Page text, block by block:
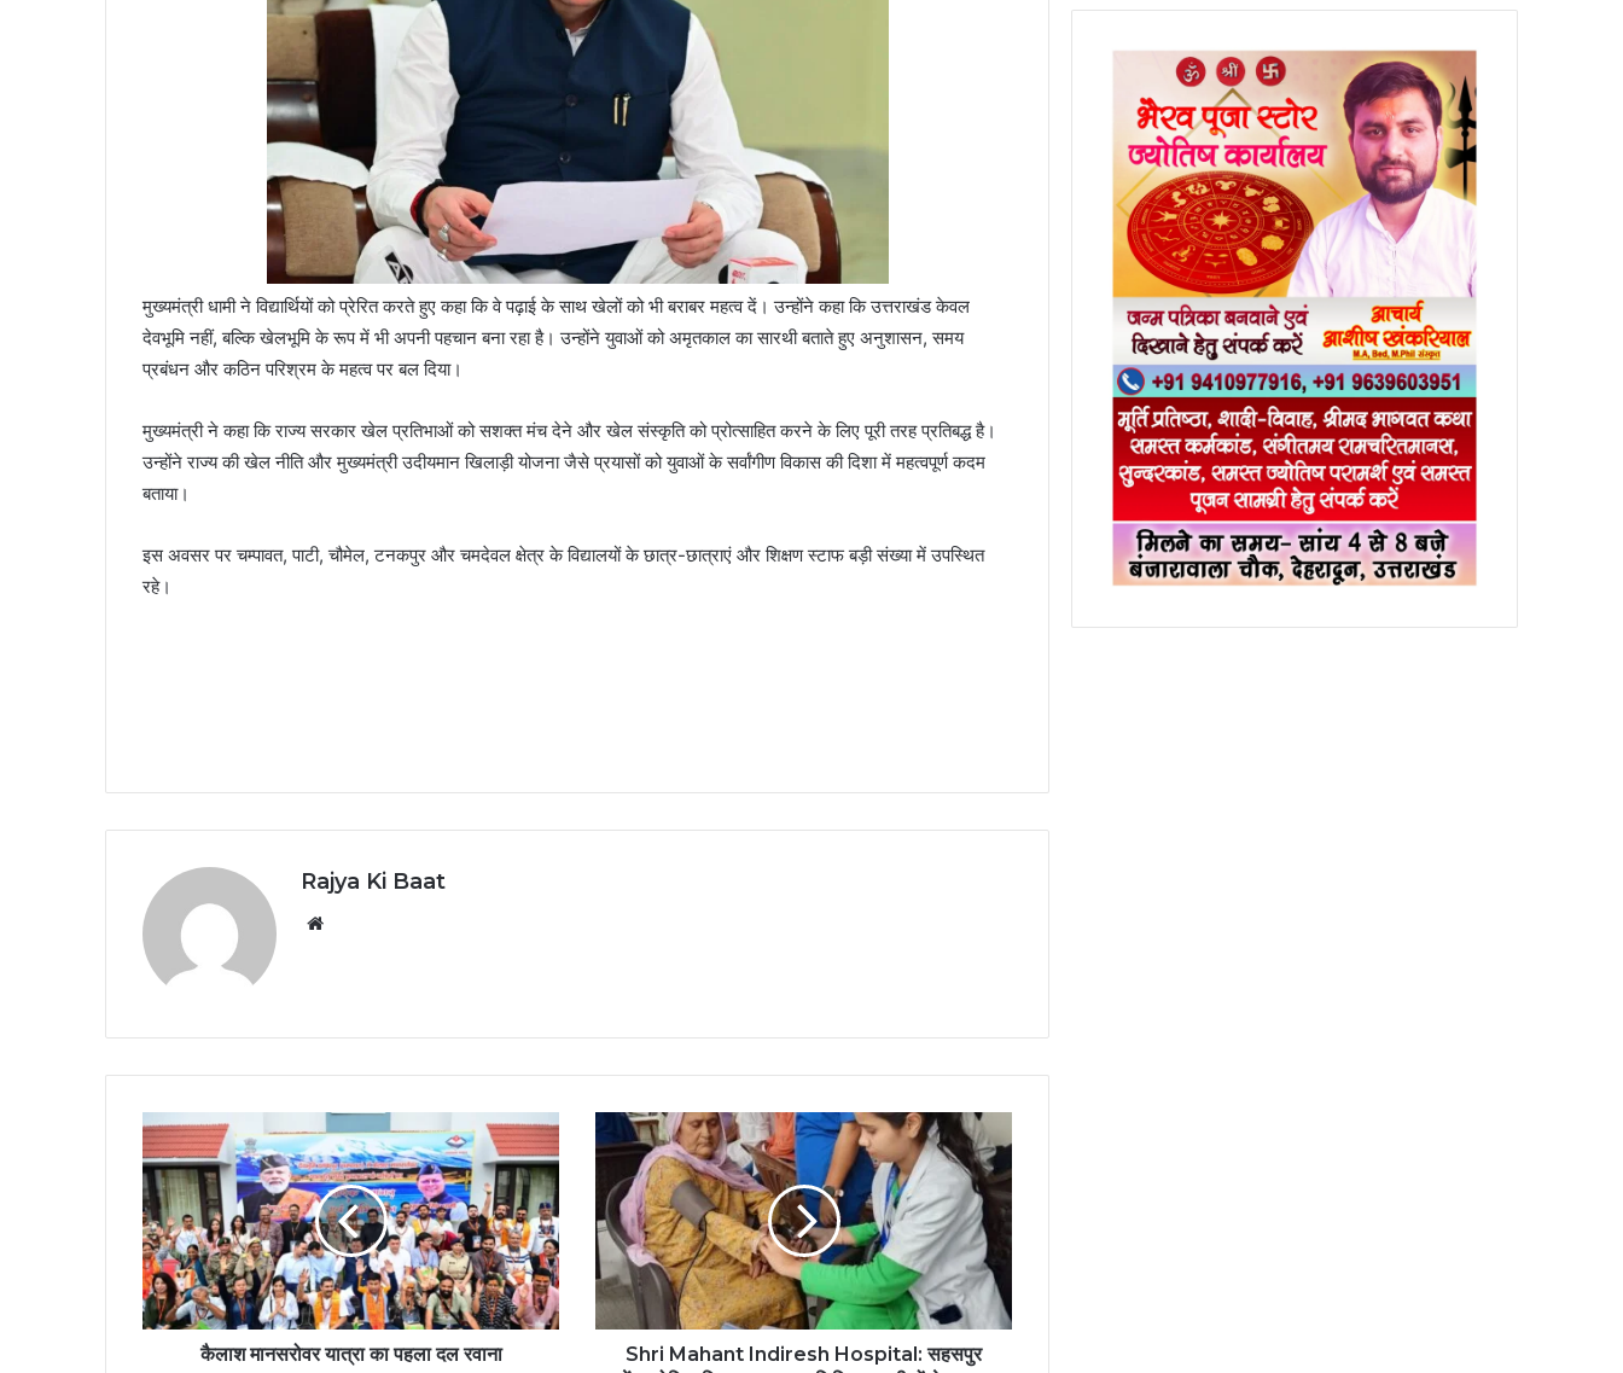
मुख्यमंत्री धामी ने विद्यार्थियों को प्रेरित करते हुए कहा कि वे पढ़ाई के साथ खेलों को भी बराबर महत्व दें। उन्होंने कहा कि उत्तराखंड केवल
देवभूमि नहीं, बल्कि खेलभूमि के रूप में भी अपनी पहचान बना रहा है। उन्होंने युवाओं को अमृतकाल का सारथी बताते हुए अनुशासन, समय
प्रबंधन और कठिन परिश्रम के महत्व पर बल दिया।
मुख्यमंत्री ने कहा कि राज्य सरकार खेल प्रतिभाओं को सशक्त मंच देने और खेल संस्कृति को प्रोत्साहित करने के लिए पूरी तरह प्रतिबद्ध है।
उन्होंने राज्य की खेल नीति और मुख्यमंत्री उदीयमान खिलाड़ी योजना जैसे प्रयासों को युवाओं के सर्वांगीण विकास की दिशा में महत्वपूर्ण कदम
बताया।
इस अवसर पर चम्पावत, पाटी, चौमेल, टनकपुर और चमदेवल क्षेत्र के विद्यालयों के छात्र-छात्राएं और शिक्षण स्टाफ बड़ी संख्या में उपस्थित
रहे।
Rajya Ki Baat
कैलाश मानसरोवर यात्रा का पहला दल रवाना
Shri Mahant Indiresh Hospital: सहसपुर